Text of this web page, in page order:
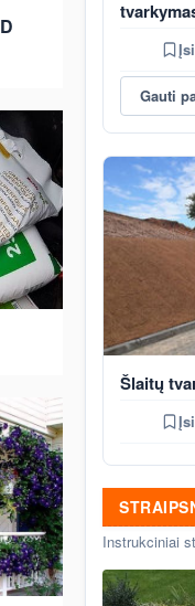
Gauti
Šlaitų
Instrukciniai